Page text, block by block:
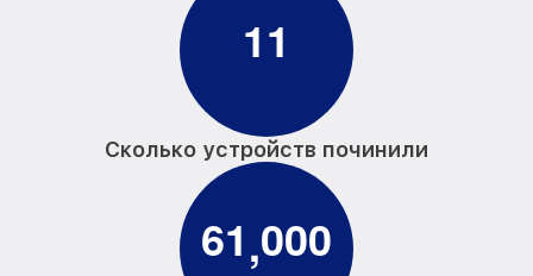
11
Сколько устройств починили
61,000